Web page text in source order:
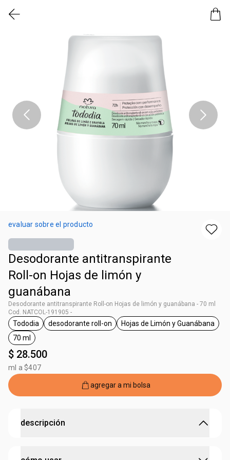
evaluar sobre el producto
Desodorante antitranspirante
Roll-on Hojas de limón y
guanábana
Desodorante antitranspirante Roll-on Hojas de limón y guanábana - 70 ml
Cod. NATCOL-191905 -
general.tag Tododia
Tododia
general.tag desodorante roll-on
desodorante roll-on
general.tag Hojas
Hojas de Limón y Guanábana
general.tag 70 ml
70 ml
$ 28.500
ml a $407
agregar a mi bolsa
descripción